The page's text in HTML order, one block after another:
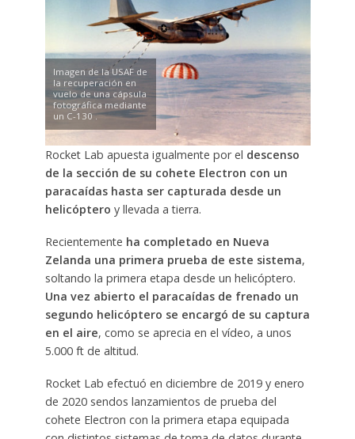
Imagen de la USAF de
la recuperación en
vuelo de una cápsula
fotográfica mediante
un C-130 .
Rocket Lab apuesta igualmente por el descenso
de la sección de su cohete Electron con un
paracaídas hasta ser capturada desde un
helicóptero y llevada a tierra.
Recientemente ha completado en Nueva
Zelanda una primera prueba de este sistema,
soltando la primera etapa desde un helicóptero.
Una vez abierto el paracaídas de frenado un
segundo helicóptero se encargó de su captura
en el aire, como se aprecia en el vídeo, a unos
5.000 ft de altitud.
Rocket Lab efectuó en diciembre de 2019 y enero
de 2020 sendos lanzamientos de prueba del
cohete Electron con la primera etapa equipada